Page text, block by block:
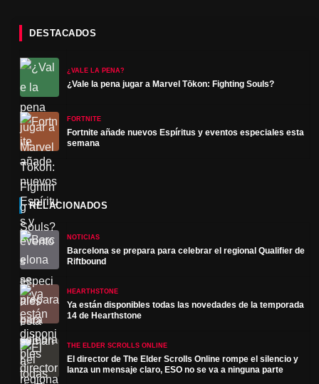
DESTACADOS
¿VALE LA PENA?
¿Vale la pena jugar a Marvel Tōkon: Fighting Souls?
FORTNITE
Fortnite añade nuevos Espíritus y eventos especiales esta
semana
RELACIONADOS
NOTICIAS
Barcelona se prepara para celebrar el regional Qualifier de
Riftbound
HEARTHSTONE
Ya están disponibles todas las novedades de la temporada
14 de Hearthstone
THE ELDER SCROLLS ONLINE
El director de The Elder Scrolls Online rompe el silencio y
lanza un mensaje claro, ESO no se va a ninguna parte